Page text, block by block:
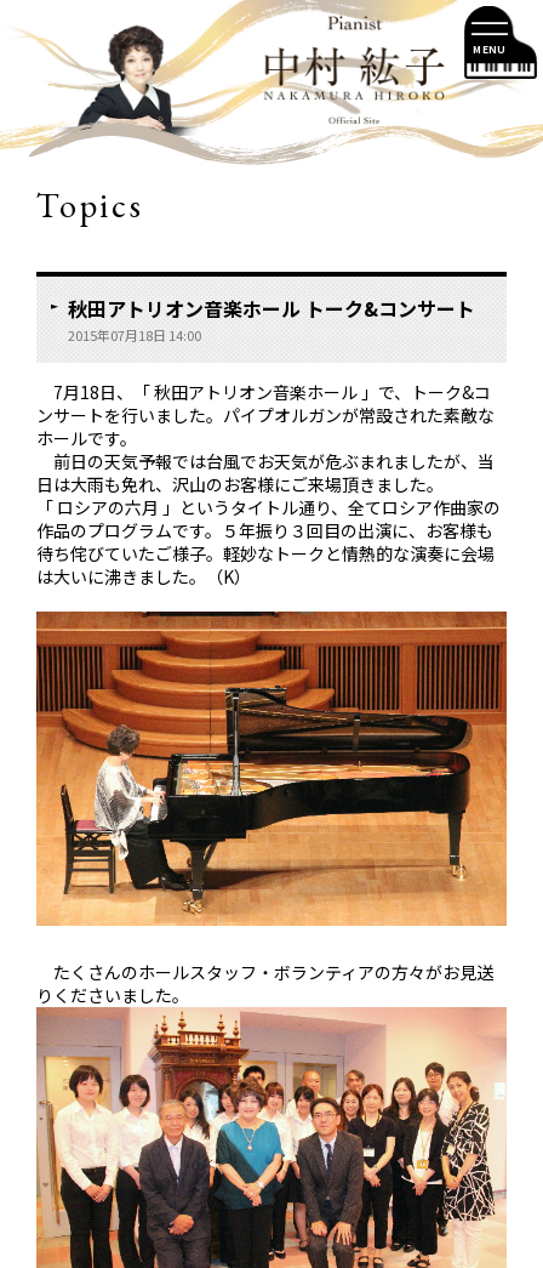
Topics
秋田アトリオン音楽ホール トーク&コンサート
2015年07月18日 14:00
7月18日、「 秋田アトリオン音楽ホール 」で、トーク&コ
ンサートを行いました。パイプオルガンが常設された素敵な
ホールです。
前日の天気予報では台風でお天気が危ぶまれましたが、当
日は大雨も免れ、沢山のお客様にご来場頂きました。
「 ロシアの六月 」というタイトル通り、全てロシア作曲家の
作品のプログラムです。５年振り３回目の出演に、お客様も
待ち侘びていたご様子。軽妙なトークと情熱的な演奏に会場
は大いに沸きました。（K）
たくさんのホールスタッフ・ボランティアの方々がお見送
りくださいました。
MENU